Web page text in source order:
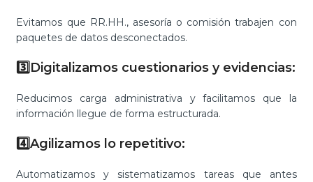
Evitamos que RR.HH., asesoría o comisión trabajen con
paquetes de datos desconectados.
3️⃣Digitalizamos cuestionarios y evidencias:
Reducimos carga administrativa y facilitamos que la
información llegue de forma estructurada.
4️⃣Agilizamos lo repetitivo:
Automatizamos y sistematizamos tareas que antes